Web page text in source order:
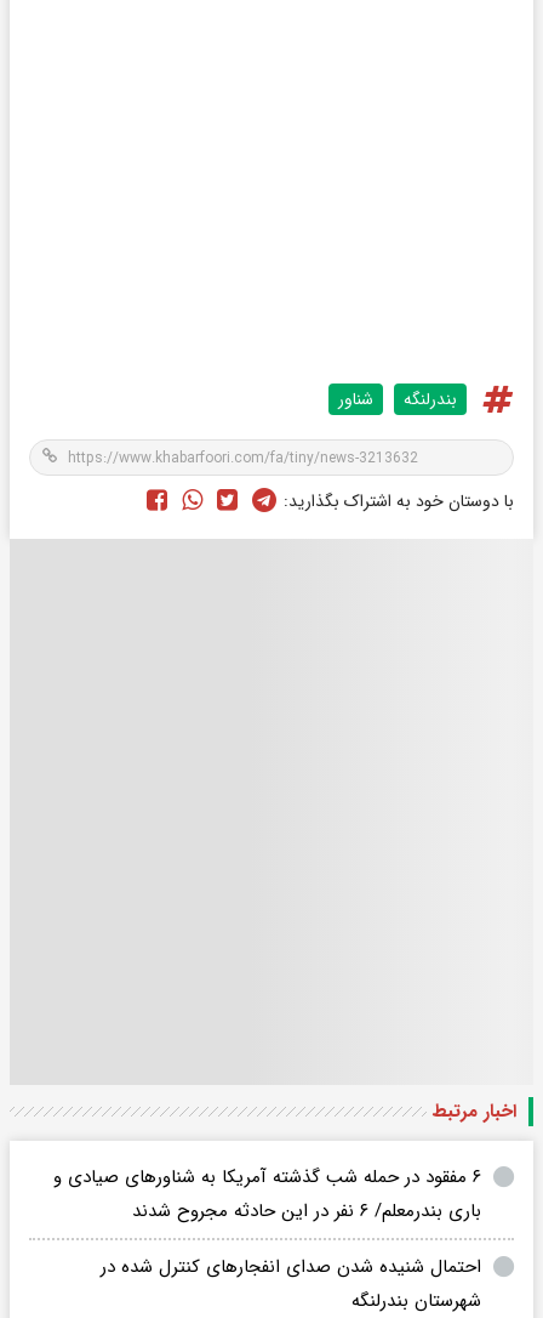
بندرلنگه شناور
با دوستان خود به اشتراک بگذارید:
اخبار مرتبط
۶ مفقود در حمله شب گذشته آمریکا به شناورهای صیادی و
باری بندرمعلم/ ۶ نفر در این حادثه مجروح شدند
احتمال شنیده شدن صدای انفجارهای کنترل شده در
شهرستان بندرلنگه